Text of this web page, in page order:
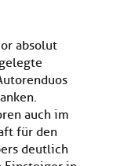
absolut
auch im
für den
deutlich